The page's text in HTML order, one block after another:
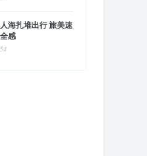
海扎堆出行 旅美速
感